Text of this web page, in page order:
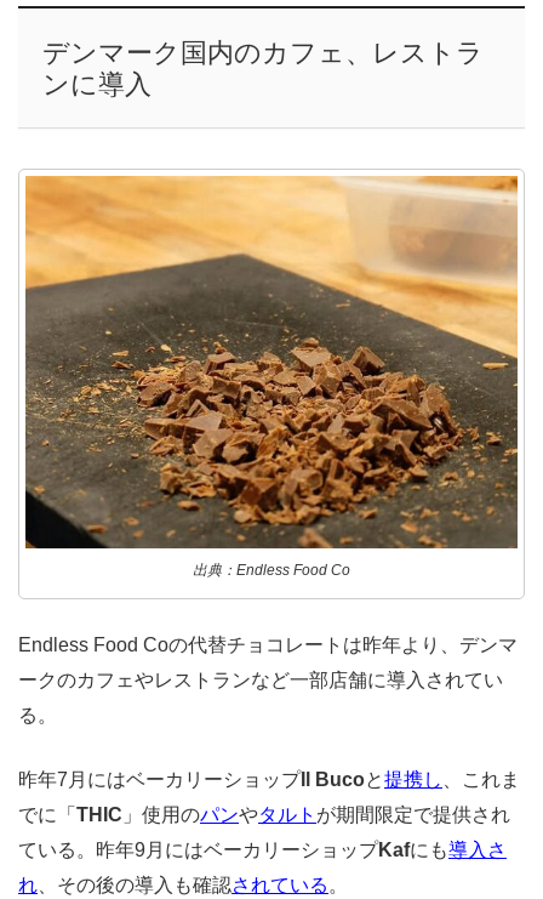
デンマーク国内のカフェ、レストラ
ンに導入
出典：Endless Food Co
Endless Food Coの代替チョコレートは昨年より、デンマ
ークのカフェやレストランなど一部店舗に導入されてい
る。
昨年7月にはベーカリーショップIl Bucoと提携し
、これま
でに「 THIC 」使用のパンやタルト が期間限定で提供され
ている。昨年9月にはベーカリーショップKafにも導入さ
れ
その後の導入も確認されている 。